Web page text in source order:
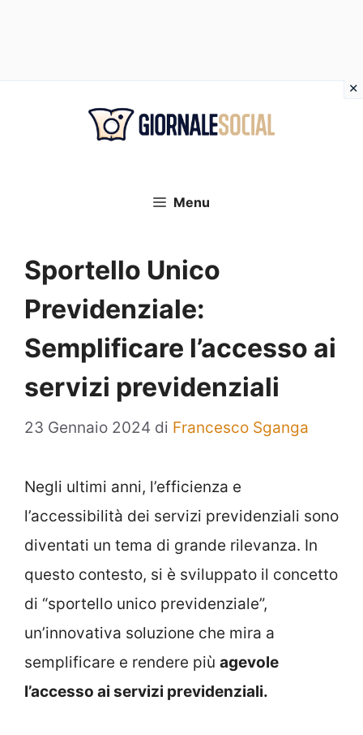
Menu
Sportello Unico
Previdenziale:
Semplificare l’accesso ai
servizi previdenziali
23 Gennaio 2024 di Francesco Sganga
Negli ultimi anni, l’efficienza e
l’accessibilità dei servizi previdenziali sono
diventati un tema di grande rilevanza. In
questo contesto, si è sviluppato il concetto
di “sportello unico previdenziale”,
un’innovativa soluzione che mira a
semplificare e rendere più agevole
l’accesso ai servizi previdenziali.